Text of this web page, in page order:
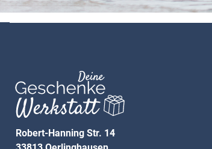
Robert-Hanning Str. 14